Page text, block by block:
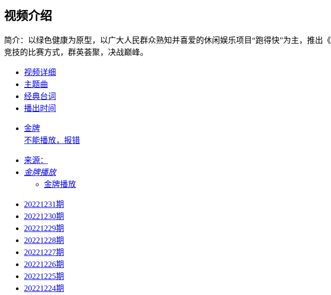
视频介绍
简介： 以绿色健康为原型，以广大人民群众熟知并喜爱的休闲娱乐项目“跑得快”为主，推
竞技的比赛方式，群英荟聚，决战巅峰。
视频详细
主题曲
经典台词
播出时间
金牌
不能播放，报错
来源：
金牌播放
金牌播放
20221231期
20221230期
20221229期
20221228期
20221227期
20221226期
20221225期
20221224期